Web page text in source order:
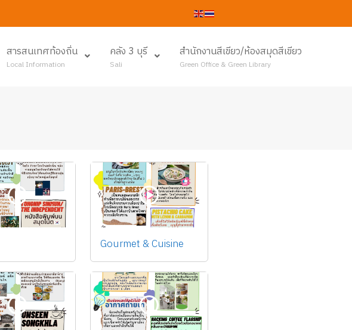
สารสนเทศท้องถิ่น
Local Information
คลัง 3 บุรี
Sali
สำนักงานสีเขียว/ห้องสมุดสีเขียว
Green Office & Green Library
Gourmet & Cuisine